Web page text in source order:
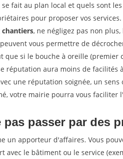
fait au plan local et quels sont
pour proposer vos services.
chantiers, ne négligez pas non plus,
vous permettre de
que si le bouche à oreille (premier
réputation aura moins de facilités
une réputation soignée, un
votre mairie pourra vous faciliter
passer par des
un apporteur d'affaires. Vous
avec le bâtiment ou le service